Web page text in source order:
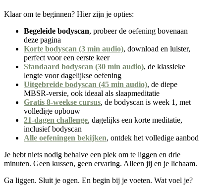
Klaar om te beginnen? Hier zijn je opties:
Begeleide bodyscan, probeer de oefening bovenaan
deze pagina
Korte bodyscan (3 min audio), download en luister,
perfect voor een eerste keer
Standaard bodyscan (30 min audio), de klassieke
lengte voor dagelijkse oefening
Uitgebreide bodyscan (45 min audio), de diepe
MBSR-versie, ook ideaal als slaapmeditatie
Gratis 8-weekse cursus, de bodyscan is week 1, met
volledige opbouw
21-dagen challenge, dagelijks een korte meditatie,
inclusief bodyscan
Alle oefeningen bekijken, ontdek het volledige aanbod
Je hebt niets nodig behalve een plek om te liggen en drie
minuten. Geen kussen, geen ervaring. Alleen jij en je lichaam.
Ga liggen. Sluit je ogen. En begin bij je voeten. Wat voel je?